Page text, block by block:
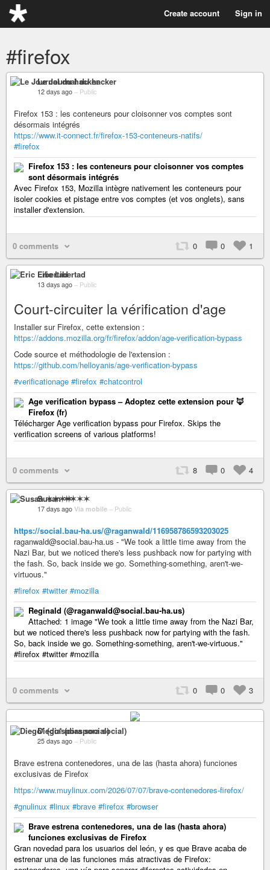
Create account Sign in
#firefox
Le Journal du hacker
12 days ago – Public
Firefox 153 : les conteneurs pour cloisonner vos comptes sont
désormais intégrés
https://www.it-connect.fr/firefox-153-conteneurs-natifs/
#firefox
Firefox 153 : les conteneurs pour cloisonner vos comptes
sont désormais intégrés
Avec Firefox 153, Mozilla intègre nativement les conteneurs pour
isoler cookies et pistage entre vos comptes (et vos onglets), sans
installer d'extension.
0 comments 0 0 1
Eric Libertad
13 days ago – Public
Court-circuiter la vérification d'age
Installer sur Firefox, cette extension :
https://addons.mozilla.org/fr/firefox/addon/age-verification-bypass
Code source et méthodologie de l'extension :
https://github.com/helloyanis/age-verification-bypass
#verificationage #firefox #chatcontrol
Age verification bypass – Adoptez cette extension pour 🦊
Firefox (fr)
Télécharger Age verification bypass pour Firefox. Skips the
verification screens of various platforms!
0 comments 8 0 4
Susan ✶✶✶✶
17 days ago Via mobile – Public
https://social.bau-ha.us/@raganwald/116958786593203025
raganwald@social.bau-ha.us - "We took a little time away from the
Nazi Bar, but we noticed there's less pushback now for partying with
the fash. So, back inside we go. Something-something, aren't-we-
virtuous."
#firefox #twitter #mozilla
Reginald (@raganwald@social.bau-ha.us)
Attached: 1 image "We took a little time away from the Nazi Bar,
but we noticed there's less pushback now for partying with the fash.
So, back inside we go. Something-something, aren't-we-virtuous."
#firefox #twitter #mozilla
0 comments 0 0 3
Diego* (diaspora social)
25 days ago – Public
Brave estrena contenedores, una de las (hasta ahora) funciones
exclusivas de Firefox
https://www.muylinux.com/2026/07/07/brave-contenedores-firefox/
#gnulinux #linux #brave #firefox #browser
Brave estrena contenedores, una de las (hasta ahora)
funciones exclusivas de Firefox
Gran novedad para los usuarios del león, y es que Brave acaba de
estrenar una de las funciones más atractivas de Firefox: